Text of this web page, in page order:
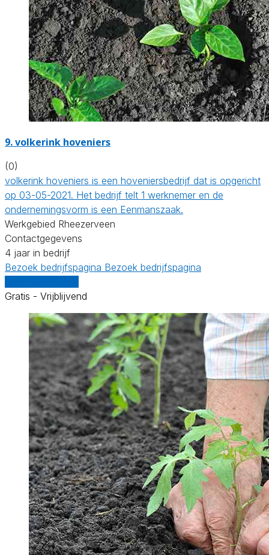
9.volkerink hoveniers
(0)
volkerink hoveniers is een hoveniersbedrijf dat is opgericht
op 03-05-2021. Het bedrijf telt 1 werknemer en de
ondernemingsvorm is een Eenmanszaak.
Werkgebied Rheezerveen
Contactgegevens
4 jaar in bedrijf
Bezoek bedrijfspagina Bezoek bedrijfspagina
Gratis - Vrijblijvend